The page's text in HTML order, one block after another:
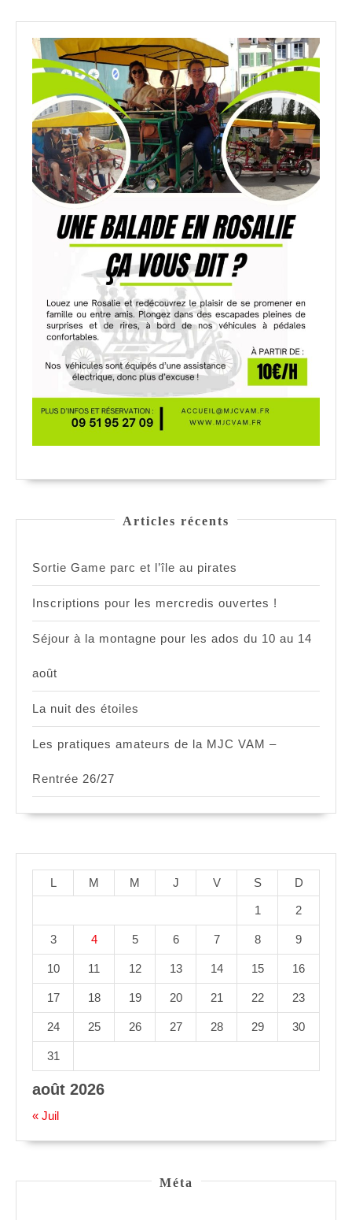
Articles récents
Sortie Game parc et l’île au pirates
Inscriptions pour les mercredis ouvertes !
Séjour à la montagne pour les ados du 10 au 14
août
La nuit des étoiles
Les pratiques amateurs de la MJC VAM –
Rentrée 26/27
août 2026
L M M J V S D
1 2
3 4 5 6 7 8 9
10 11 12 13 14 15 16
17 18 19 20 21 22 23
24 25 26 27 28 29 30
31
« Juil
Méta